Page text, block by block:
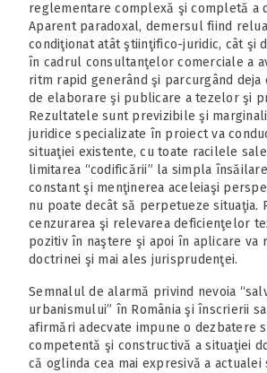
reglementare complexă şi completă a
Aparent paradoxal, demersul fiind
condiţionat atât ştiinţifico-juridic, cât şi
în cadrul consultanţelor comerciale a
ritm rapid generând şi parcurgând
de elaborare şi publicare a tezelor şi
Rezultatele sunt previzibile şi
juridice specializate în proiect va
situaţiei existente, cu toate racilele
limitarea “codificării” la simpla
constant şi menţinerea aceleiaşi
nu poate decât să perpetueze situaţia.
cenzurarea şi relevarea deficienţelor
pozitiv în naştere şi apoi în aplicare va
doctrinei şi mai ales jurisprudenţei.
Semnalul de alarmă privind nevoia
urbanismului” în România şi înscrierii
afirmări adecvate impune o dezbatere
competentă şi constructivă a situaţiei
că oglinda cea mai expresivă a